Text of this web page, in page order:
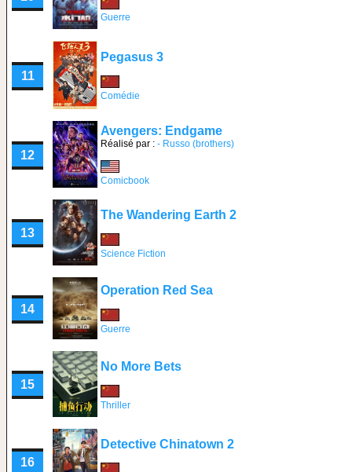
Guerre
11
Pegasus 3
Comédie
12
Avengers: Endgame
Réalisé par : - Russo (brothers)
Comicbook
13
The Wandering Earth 2
Science Fiction
14
Operation Red Sea
Guerre
15
No More Bets
Thriller
16
Detective Chinatown 2